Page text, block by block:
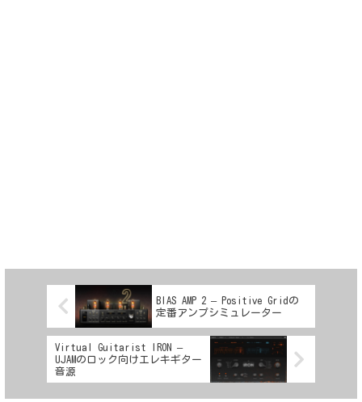
BIAS AMP 2 – Positive Gridの
定番アンプシミュレーター
Virtual Guitarist IRON –
UJAMのロック向けエレキギター
音源